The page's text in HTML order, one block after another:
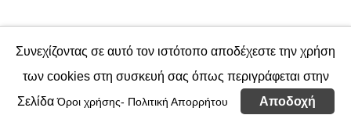
Συνεχίζοντας σε αυτό τον ιστότοπο αποδέχεστε την χρήση
των cookies στη συσκευή σας όπως περιγράφεται στην
ΣελίδαΌροι χρήσης- Πολιτική Απορρήτου Αποδοχή